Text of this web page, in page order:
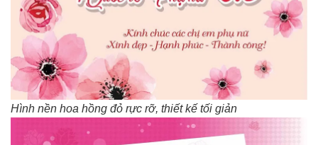
Hình nền hoa hồng đỏ rực rỡ, thiết kế tối giản